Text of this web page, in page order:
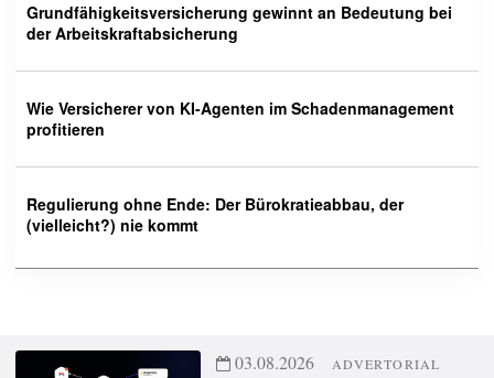
Grundfähigkeitsversicherung gewinnt an Bedeutung bei
der Arbeitskraftabsicherung
Wie Versicherer von KI-Agenten im Schadenmanagement
profitieren
Regulierung ohne Ende: Der Bürokratieabbau, der
(vielleicht?) nie kommt
03.08.2026 ADVERTORIAL